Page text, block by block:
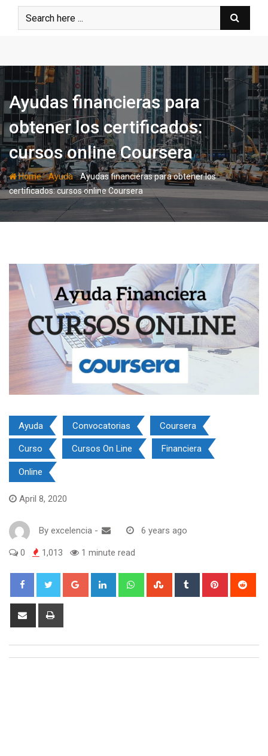
Ayudas financieras para
obtener los certificados:
cursos online Coursera
Home-Ayuda-Ayudas financieras para obtener los
certificados: cursos online Coursera
Ayuda Convocatorias Coursera
Curso Cursos On Line Financiera
Online
April 8, 2020
By excelencia - 6 years ago
0 1,013 1 minute read
Google+ LinkedIn WhatsappStumbleUpon
Tumblr Pinterest
Share